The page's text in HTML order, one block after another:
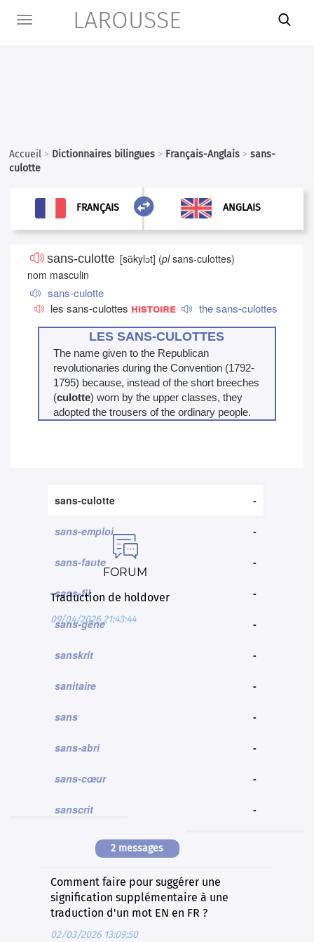
Toggle
LAROUSSE 
Accueil > Dictionnaires bilingues > Français-Anglais >sans-
culotte
FRANÇAIS  ANGLAIS
FRANÇAIS
sans-culotte [sɑ̃kylɔt] (plsans-culottes)
nom masculin
sans-culotte
les sans-culottes histoire the sans-culottes
LES SANS-CULOTTES
The name given to the Republican
revolutionaries during the Convention (1792-
1795) because, instead of the short breeches
(culotte) worn by the upper classes, they
adopted the trousers of the ordinary people.
sans-culotte -
sans-emploi -
sans-faute -
sans-fil -
sans-gêne -
sanskrit -
sanitaire -
sans -
sans-abri -
sans-cœur -
sanscrit -

FORUM
Traduction de holdover
09/04/2026 21:43:44
2 messages
Comment faire pour suggérer une
signification supplémentaire à une
traduction d'un mot EN en FR ?
02/03/2026 13:09:50